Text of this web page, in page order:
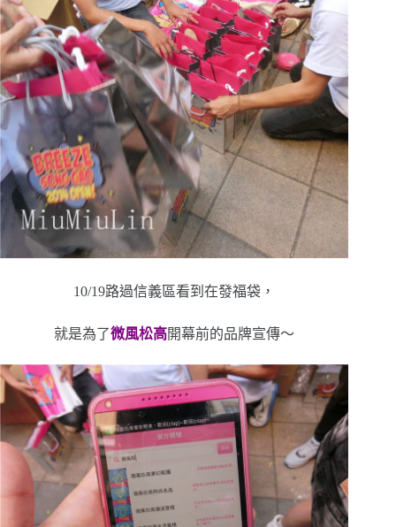
10/19路過信義區看到在發福袋，
就是為了微風松高開幕前的品牌宣傳～